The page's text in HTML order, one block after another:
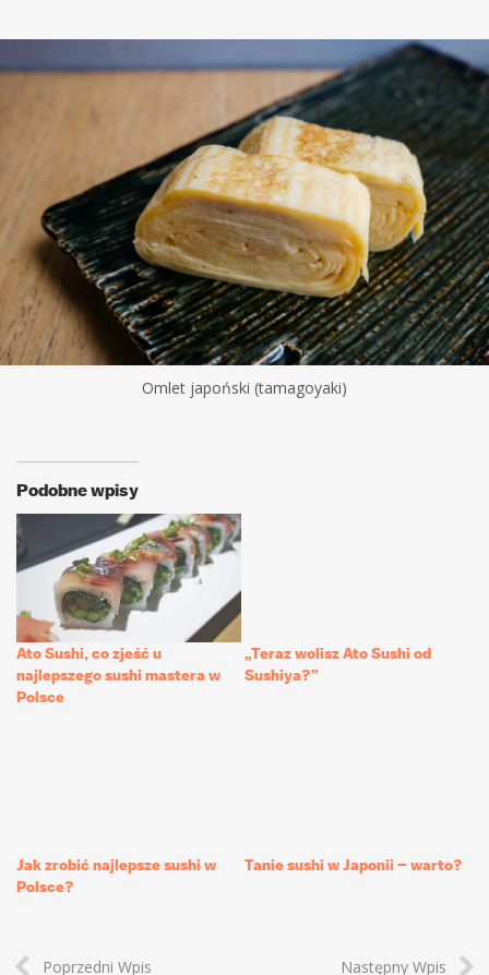
Omlet japoński (tamagoyaki)
Podobne wpisy
Ato Sushi, co zjeść u
najlepszego sushi mastera w
Polsce
„Teraz wolisz Ato Sushi od
Sushiya?”
Jak zrobić najlepsze sushi w
Polsce?
Tanie sushi w Japonii – warto?
Poprzedni Wpis Następny Wpis